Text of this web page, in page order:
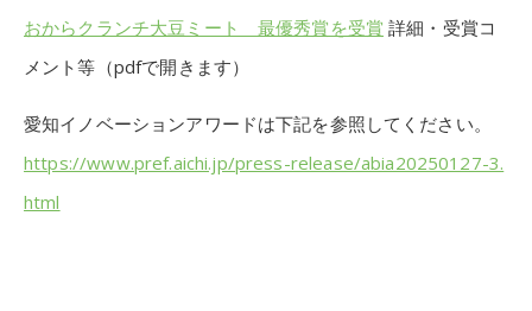
おからクランチ大豆ミート 最優秀賞を受賞 詳細・受賞コ
メント等（pdfで開きます）
愛知イノベーションアワードは下記を参照してください。
https://www.pref.aichi.jp/press-release/abia20250127-3.
html